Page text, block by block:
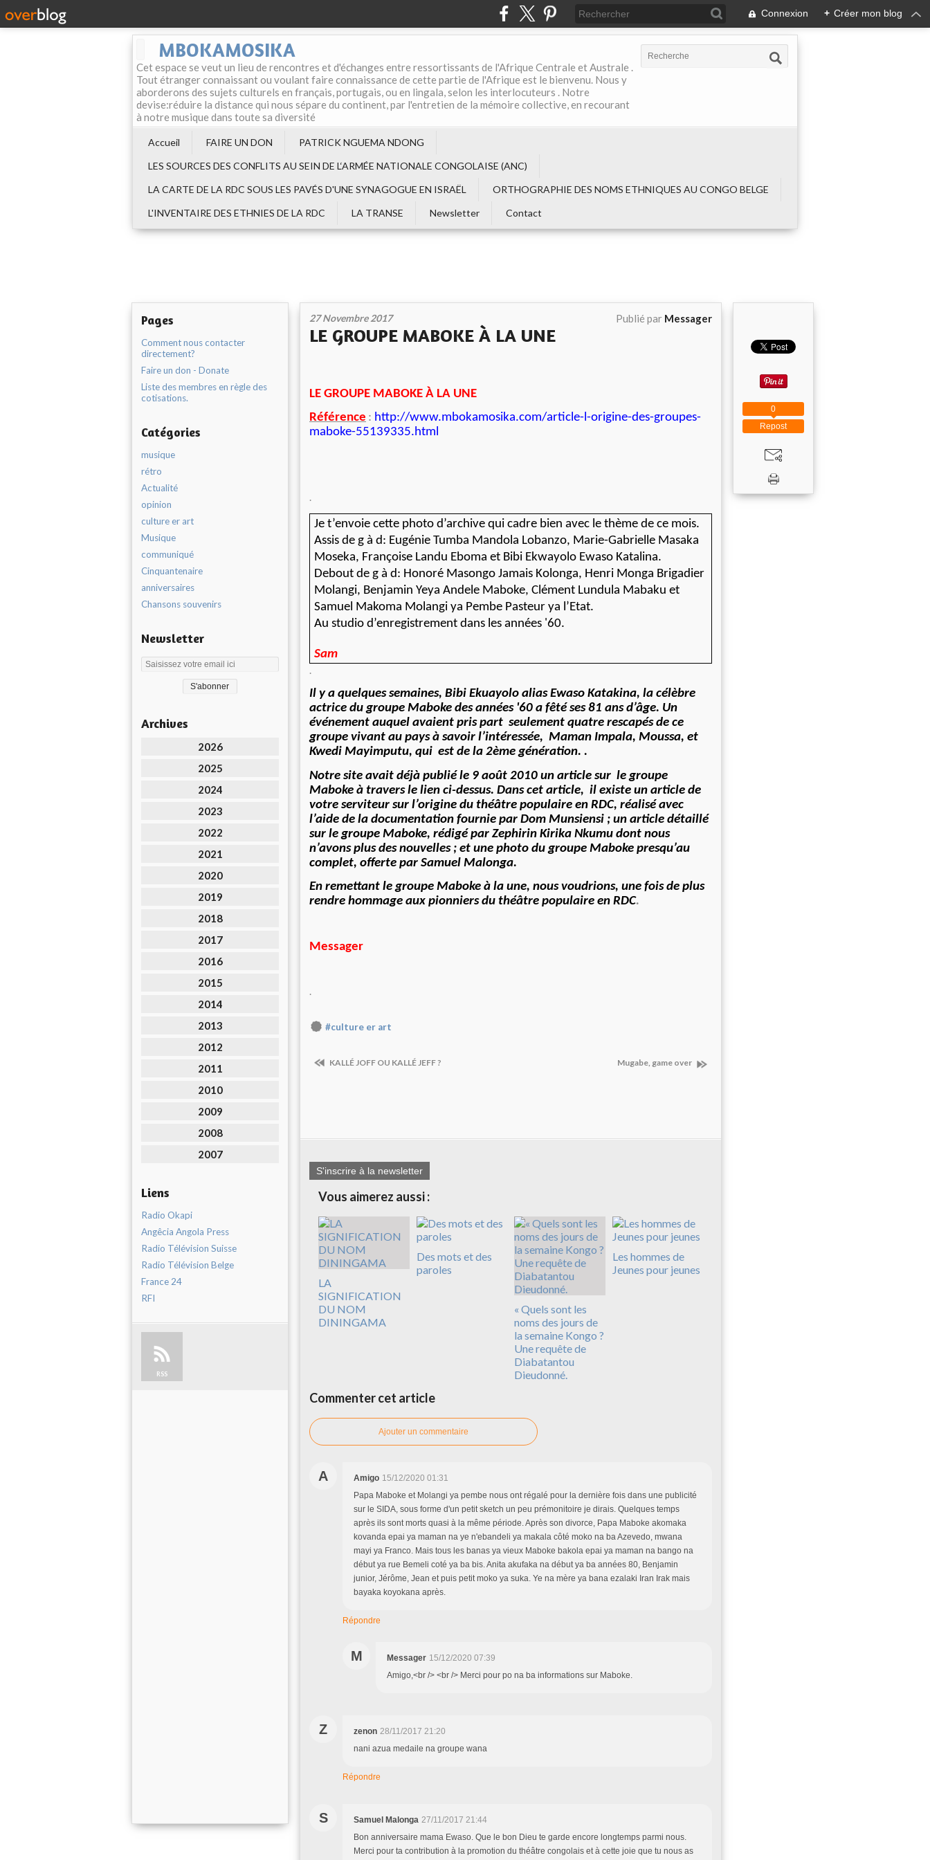
Connexion + Créer mon blog
MBOKAMOSIKA
Cet espace se veut un lieu de rencontres et d'échanges entre ressortissants de l'Afrique Centrale et Australe .
Tout étranger connaissant ou voulant faire connaissance de cette partie de l'Afrique est le bienvenu. Nous y
aborderons des sujets culturels en français, portugais, ou en lingala, selon les interlocuteurs . Notre
devise:réduire la distance qui nous sépare du continent, par l'entretien de la mémoire collective, en recourant
à notre musique dans toute sa diversité
Accueil FAIRE UN DON
PATRICK NGUEMA NDONG
LES SOURCES DES CONFLITS AU SEIN DE L‘ARMÉE NATIONALE CONGOLAISE (ANC)
LA CARTE DE LA RDC SOUS LES PAVÉS D'UNE SYNAGOGUE EN ISRAËL
ORTHOGRAPHIE DES NOMS ETHNIQUES AU CONGO BELGE
L'INVENTAIRE DES ETHNIES DE LA RDC
LA TRANSE Newsletter Contact
Pages
Comment nous contacter
directement?
Faire un don - Donate
Liste des membres en règle des
cotisations.
Catégories
musique
rétro
Actualité
opinion
culture er art
Musique
communiqué
Cinquantenaire
anniversaires
Chansons souvenirs
Newsletter
Archives
2026
2025
2024
2023
2022
2021
2020
2019
2018
2017
2016
2015
2014
2013
2012
2011
2010
2009
2008
2007
Liens
Radio Okapi
Angêcia Angola Press
Radio Télévision Suisse
Radio Télévision Belge
France 24
RFI
RSS
27 Novembre 2017 Publié par Messager
LE GROUPE MABOKE À LA UNE
LE GROUPE MABOKE À LA UNE
Référence : http://www.mbokamosika.com/article-l-origine-des-groupes-
maboke-55139335.html
.
Je t’envoie cette photo d’archive qui cadre bien avec le thème de ce mois.
Assis de g à d: Eugénie Tumba Mandola Lobanzo, Marie-Gabrielle Masaka
Moseka, Françoise Landu Eboma et Bibi Ekwayolo Ewaso Katalina.
Debout de g à d: Honoré Masongo Jamais Kolonga, Henri Monga Brigadier
Molangi, Benjamin Yeya Andele Maboke, Clément Lundula Mabaku et
Samuel Makoma Molangi ya Pembe Pasteur ya l’Etat.
Au studio d’enregistrement dans les années '60.
Sam
.
Il y a quelques semaines, Bibi Ekuayolo alias Ewaso Katakina, la célèbre
actrice du groupe Maboke des années '60 a fêté ses 81 ans d’âge. Un
événement auquel avaient pris part seulement quatre rescapés de ce
groupe vivant au pays à savoir l’intéressée, Maman Impala, Moussa, et
Kwedi Mayimputu, qui est de la 2ème génération. .
Notre site avait déjà publié le 9 août 2010 un article sur le groupe
Maboke à travers le lien ci-dessus. Dans cet article, il existe un article de
votre serviteur sur l’origine du théâtre populaire en RDC, réalisé avec
l’aide de la documentation fournie par Dom Munsiensi ; un article détaillé
sur le groupe Maboke, rédigé par Zephirin Kirika Nkumu dont nous
n’avons plus des nouvelles ; et une photo du groupe Maboke presqu’au
complet, offerte par Samuel Malonga.
En remettant le groupe Maboke à la une, nous voudrions, une fois de plus
rendre hommage aux pionniers du théâtre populaire en RDC.
Messager
.
#culture er art
KALLÉ JOFF OU KALLÉ JEFF ? Mugabe, game over
S'inscrire à la newsletter
Vous aimerez aussi :
LA
SIGNIFICATION
DU NOM
DININGAMA
Des mots et des
paroles
« Quels sont les
noms des jours de
la semaine Kongo ?
Une requête de
Diabatantou
Dieudonné.
Les hommes de
Jeunes pour jeunes
Commenter cet article
Ajouter un commentaire
A Amigo 15/12/2020 01:31
Papa Maboke et Molangi ya pembe nous ont régalé pour la dernière fois dans une publicité
sur le SIDA, sous forme d'un petit sketch un peu prémonitoire je dirais. Quelques temps
après ils sont morts quasi à la même période. Après son divorce, Papa Maboke akomaka
kovanda epai ya maman na ye n'ebandeli ya makala côté moko na ba Azevedo, mwana
mayi ya Franco. Mais tous les banas ya vieux Maboke bakola epai ya maman na bango na
début ya rue Bemeli coté ya ba bis. Anita akufaka na début ya ba années 80, Benjamin
junior, Jérôme, Jean et puis petit moko ya suka. Ye na mère ya bana ezalaki Iran Irak mais
bayaka koyokana après.
Répondre
M Messager 15/12/2020 07:39
Amigo,<br /> <br /> Merci pour po na ba informations sur Maboke.
Z zenon 28/11/2017 21:20
nani azua medaile na groupe wana
Répondre
S Samuel Malonga 27/11/2017 21:44
Bon anniversaire mama Ewaso. Que le bon Dieu te garde encore longtemps parmi nous.
Merci pour ta contribution à la promotion du théâtre congolais et à cette joie que tu nous as
Repost
0